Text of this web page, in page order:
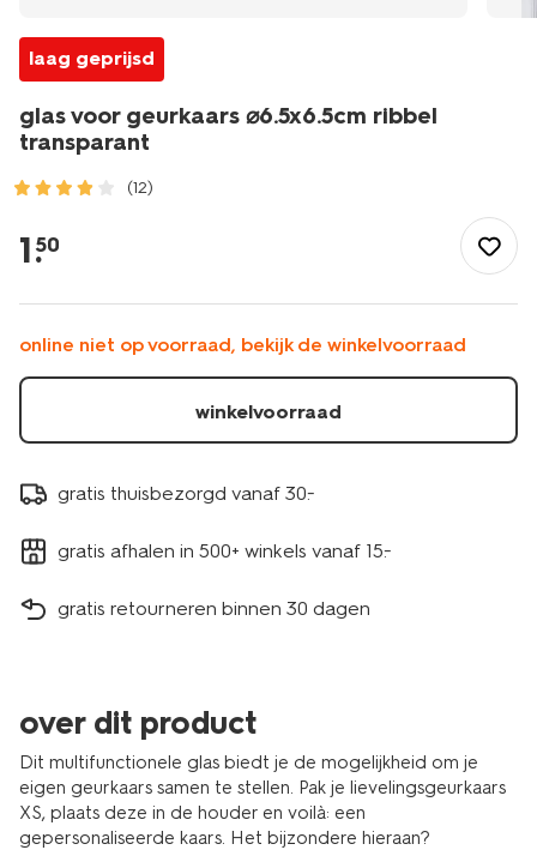
laag geprijsd
glas voor geurkaars ⌀6.5x6.5cm ribbel
transparant
(12)
slapen/wonen/kaarsen/geurkaarsen/glas-
voor-
%E2%8C%806.5x6.5cm-
ribbel-
13507521.html
1.
50
online niet op voorraad, bekijk de winkelvoorraad
winkelvoorraad
gratis thuisbezorgd vanaf 30.-
gratis afhalen in 500+ winkels vanaf 15.-
gratis retourneren binnen 30 dagen
over dit product
Dit multifunctionele glas biedt je de mogelijkheid om je
eigen geurkaars samen te stellen. Pak je lievelingsgeurkaars
XS, plaats deze in de houder en voilà: een
gepersonaliseerde kaars. Het bijzondere hieraan?